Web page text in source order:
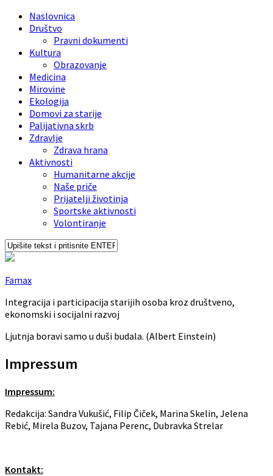
Naslovnica
Društvo
Pravni dokumenti
Kultura
Obrazovanje
Medicina
Mirovine
Ekologija
Domovi za starije
Palijativna skrb
Zdravlje
Zdrava hrana
Aktivnosti
Humanitarne akcije
Naše priče
Prijatelji životinja
Sportske aktivnosti
Volontiranje
Famax
Integracija i participacija starijih osoba kroz društveno,
ekonomski i socijalni razvoj
Ljutnja boravi samo u duši budala. (Albert Einstein)
Impressum
Impressum:
Redakcija: Sandra Vukušić, Filip Čiček, Marina Skelin, Jelena
Rebić, Mirela Buzov, Tajana Perenc, Dubravka Strelar
Kontakt: